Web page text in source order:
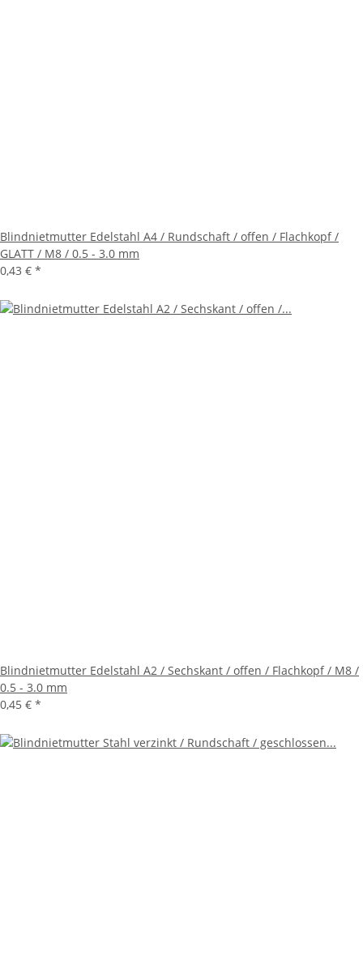
Blindnietmutter Edelstahl A4 / Rundschaft / offen / Flachkopf /
GLATT / M8 / 0.5 - 3.0 mm
0,43 € *
Blindnietmutter Edelstahl A2 / Sechskant / offen / Flachkopf / M8 /
0.5 - 3.0 mm
0,45 € *